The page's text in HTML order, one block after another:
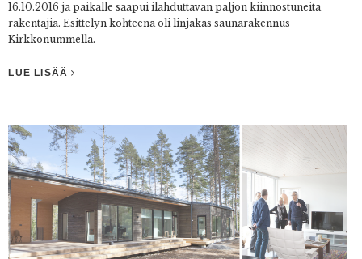
16.10.2016 ja paikalle saapui ilahduttavan paljon kiinnostuneita
rakentajia. Esittelyn kohteena oli linjakas saunarakennus
Kirkkonummella.
LUE LISÄÄ